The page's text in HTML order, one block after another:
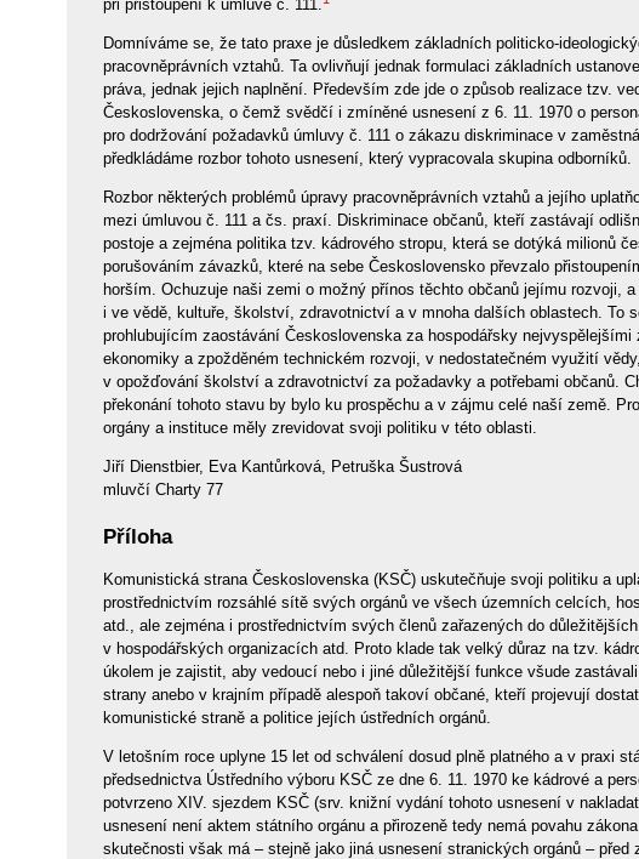
při přistoupení k úmluvě č. 111.
Domníváme se, že tato praxe je důsledkem základních politicko-
pracovněprávních vztahů. Ta ovlivňují jednak formulaci základních
práva, jednak jejich naplnění. Především zde jde o způsob realizace tzv.
Československa, o čemž svědčí i zmíněné usnesení z 6. 11. 1970 o
pro dodržování požadavků úmluvy č. 111 o zákazu diskriminace v
předkládáme rozbor tohoto usnesení, který vypracovala skupina odborníků.
Rozbor některých problémů úpravy pracovněprávních vztahů a jejího
mezi úmluvou č. 111 a čs. praxí. Diskriminace občanů, kteří zastávají
postoje a zejména politika tzv. kádrového stropu, která se dotýká milionů
porušováním závazků, které na sebe Československo převzalo
horším. Ochuzuje naši zemi o možný přínos těchto občanů jejímu rozvoji,
i ve vědě, kultuře, školství, zdravotnictví a v mnoha dalších oblastech. To
prohlubujícím zaostávání Československa za hospodářsky
ekonomiky a zpožděném technickém rozvoji, v nedostatečném využití
v opožďování školství a zdravotnictví za požadavky a potřebami občanů.
překonání tohoto stavu by bylo ku prospěchu a v zájmu celé naší země.
orgány a instituce měly zrevidovat svoji politiku v této oblasti.
Jiří Dienstbier, Eva Kantůrková, Petruška Šustrová
mluvčí Charty 77
Příloha
Komunistická strana Československa (KSČ) uskutečňuje svoji politiku a
prostřednictvím rozsáhlé sítě svých orgánů ve všech územních celcích,
atd., ale zejména i prostřednictvím svých členů zařazených do
v hospodářských organizacích atd. Proto klade tak velký důraz na tzv.
úkolem je zajistit, aby vedoucí nebo i jiné důležitější funkce všude
strany anebo v krajním případě alespoň takoví občané, kteří projevují
komunistické straně a politice jejích ústředních orgánů.
V letošním roce uplyne 15 let od schválení dosud plně platného a v praxi
předsednictva Ústředního výboru KSČ ze dne 6. 11. 1970 ke kádrové a
potvrzeno XIV. sjezdem KSČ (srv. knižní vydání tohoto usnesení v
usnesení není aktem státního orgánu a přirozeně tedy nemá povahu
skutečnosti však má – stejně jako jiná usnesení stranických orgánů – před